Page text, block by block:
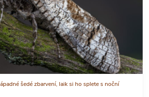
šedé zbarvení, laik si ho splete s noční